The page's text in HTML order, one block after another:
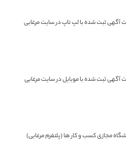
آگهی ثبت شده با لپ تاپ در سایت مرغابی
آگهی ثبت شده با موبایل در سایت مرغابی
مجازی کسب و کار ها (پلتفرم مرغابی)